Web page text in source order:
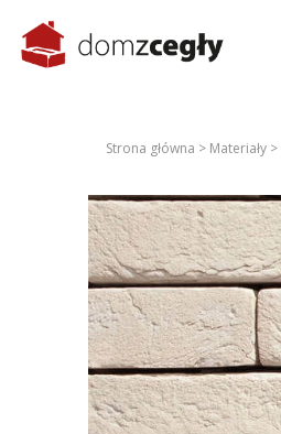
Strona główna > Materiały >